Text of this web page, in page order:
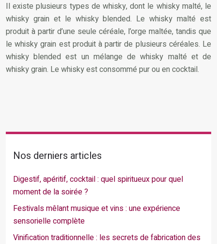
Il existe plusieurs types de whisky, dont le whisky malté, le
whisky grain et le whisky blended. Le whisky malté est
produit à partir d’une seule céréale, l’orge maltée, tandis que
le whisky grain est produit à partir de plusieurs céréales. Le
whisky blended est un mélange de whisky malté et de
whisky grain. Le whisky est consommé pur ou en cocktail.
Nos derniers articles
Digestif, apéritif, cocktail : quel spiritueux pour quel
moment de la soirée ?
Festivals mêlant musique et vins : une expérience
sensorielle complète
Vinification traditionnelle : les secrets de fabrication des